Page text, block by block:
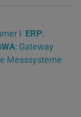
I ERP:
: Gateway
Messsysteme